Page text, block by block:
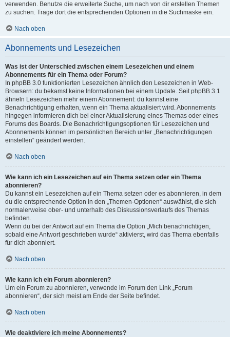
verwenden. Benutze die erweiterte Suche, um nach von dir erstellen Themen
zu suchen. Trage dort die entsprechenden Optionen in die Suchmaske ein.
Nach oben
Abonnements und Lesezeichen
Was ist der Unterschied zwischen einem Lesezeichen und einem
Abonnements für ein Thema oder Forum?
In phpBB 3.0 funktionierten Lesezeichen ähnlich den Lesezeichen in Web-
Browsern: du bekamst keine Informationen bei einem Update. Seit phpBB 3.1
ähneln Lesezeichen mehr einem Abonnement: du kannst eine
Benachrichtigung erhalten, wenn ein Thema aktualisiert wird. Abonnements
hingegen informieren dich bei einer Aktualisierung eines Themas oder eines
Forums des Boards. Die Benachrichtigungsoptionen für Lesezeichen und
Abonnements können im persönlichen Bereich unter „Benachrichtigungen
einstellen“ geändert werden.
Nach oben
Wie kann ich ein Lesezeichen auf ein Thema setzen oder ein Thema
abonnieren?
Du kannst ein Lesezeichen auf ein Thema setzen oder es abonnieren, in dem
du die entsprechende Option in den „Themen-Optionen“ auswählst, die sich
normalerweise ober- und unterhalb des Diskussionsverlaufs des Themas
befinden.
Wenn du bei der Antwort auf ein Thema die Option „Mich benachrichtigen,
sobald eine Antwort geschrieben wurde“ aktivierst, wird das Thema ebenfalls
für dich abonniert.
Nach oben
Wie kann ich ein Forum abonnieren?
Um ein Forum zu abonnieren, verwende im Forum den Link „Forum
abonnieren“, der sich meist am Ende der Seite befindet.
Nach oben
Wie deaktiviere ich meine Abonnements?